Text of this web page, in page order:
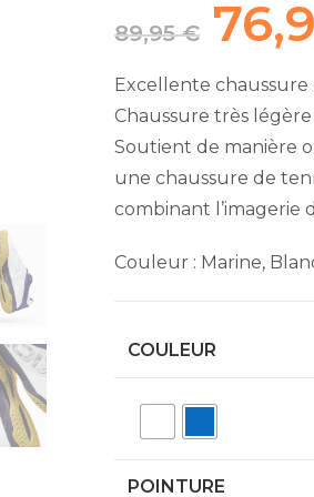
89,95€
Le
prix
initial
Excellente chaussure
Chaussure très
Soutient de manière
une chaussure de
combinant l’imagerie
Couleur : Marine,
COULEUR
POINTURE